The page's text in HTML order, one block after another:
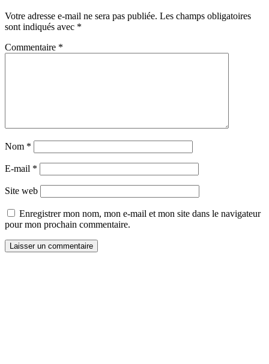
Votre adresse e-mail ne sera pas publiée. Les champs obligatoires
sont indiqués avec *
Commentaire *
Nom *
E-mail *
Site web
Enregistrer mon nom, mon e-mail et mon site dans le navigateur
pour mon prochain commentaire.